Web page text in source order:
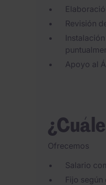
Revisión
Apoyo al
Ofrecemos
Salario
Fijo